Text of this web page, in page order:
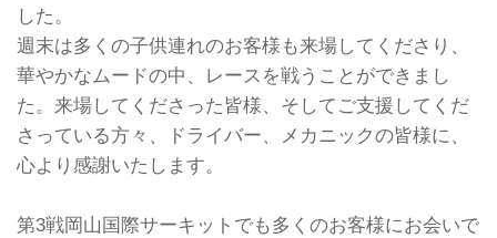
した。
週末は多くの子供連れのお客様も来場してくださり、
華やかなムードの中、レースを戦うことができまし
た。来場してくださった皆様、そしてご支援してくだ
さっている方々、ドライバー、メカニックの皆様に、
心より感謝いたします。
第3戦岡山国際サーキットでも多くのお客様にお会いで